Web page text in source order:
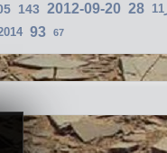
143 2012-09-20 28
93 67